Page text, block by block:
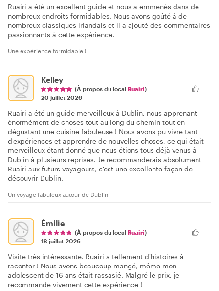
Ruairi a été un excellent guide et nous a emmenés dans de
nombreux endroits formidables. Nous avons goûté à de
nombreux classiques irlandais et il a ajouté des commentaires
passionnants à cette expérience.
Une expérience formidable !
Kelley
(À propos du local Ruairi)
20 juillet 2026
Ruairi a été un guide merveilleux à Dublin, nous apprenant
énormément de choses tout au long du chemin tout en
dégustant une cuisine fabuleuse ! Nous avons pu vivre tant
d'expériences et apprendre de nouvelles choses, ce qui était
merveilleux étant donné que nous étions tous déjà venus à
Dublin à plusieurs reprises. Je recommanderais absolument
Ruairi aux futurs voyageurs, c'est une excellente façon de
découvrir Dublin.
Un voyage fabuleux autour de Dublin
Émilie
(À propos du local Ruairi)
18 juillet 2026
Visite très intéressante. Ruairi a tellement d'histoires à
raconter ! Nous avons beaucoup mangé, même mon
adolescent de 16 ans était rassasié. Malgré le prix, je
recommande vivement cette expérience !